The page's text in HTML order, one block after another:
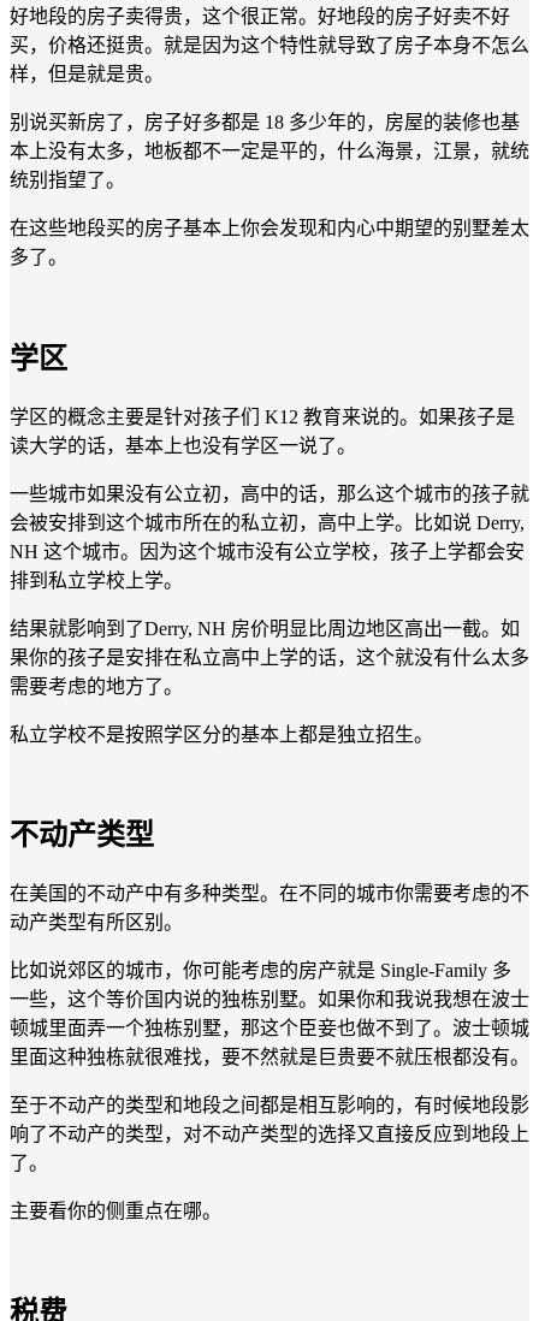
好地段的房子卖得贵，这个很正常。好地段的房子好卖不好
买，价格还挺贵。就是因为这个特性就导致了房子本身不怎么
样，但是就是贵。
别说买新房了，房子好多都是 18 多少年的，房屋的装修也基
本上没有太多，地板都不一定是平的，什么海景，江景，就统
统别指望了。
在这些地段买的房子基本上你会发现和内心中期望的别墅差太
多了。
学区
学区的概念主要是针对孩子们 K12 教育来说的。如果孩子是
读大学的话，基本上也没有学区一说了。
一些城市如果没有公立初，高中的话，那么这个城市的孩子就
会被安排到这个城市所在的私立初，高中上学。比如说 Derry,
NH 这个城市。因为这个城市没有公立学校，孩子上学都会安
排到私立学校上学。
结果就影响到了Derry, NH 房价明显比周边地区高出一截。如
果你的孩子是安排在私立高中上学的话，这个就没有什么太多
需要考虑的地方了。
私立学校不是按照学区分的基本上都是独立招生。
不动产类型
在美国的不动产中有多种类型。在不同的城市你需要考虑的不
动产类型有所区别。
比如说郊区的城市，你可能考虑的房产就是 Single-Family 多
一些，这个等价国内说的独栋别墅。如果你和我说我想在波士
顿城里面弄一个独栋别墅，那这个臣妾也做不到了。波士顿城
里面这种独栋就很难找，要不然就是巨贵要不就压根都没有。
至于不动产的类型和地段之间都是相互影响的，有时候地段影
响了不动产的类型，对不动产类型的选择又直接反应到地段上
了。
主要看你的侧重点在哪。
税费